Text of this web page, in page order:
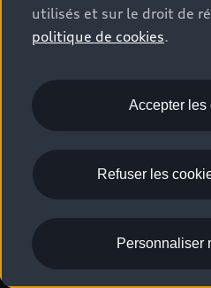
Batterie et sécurité
La marque Recrutement
Emissions CO2
Mentions
Gérer vos cookies
Please select country
utilisés et sur le droit de
politique de cookies.
Accepter les
Refuser les
Personnaliser